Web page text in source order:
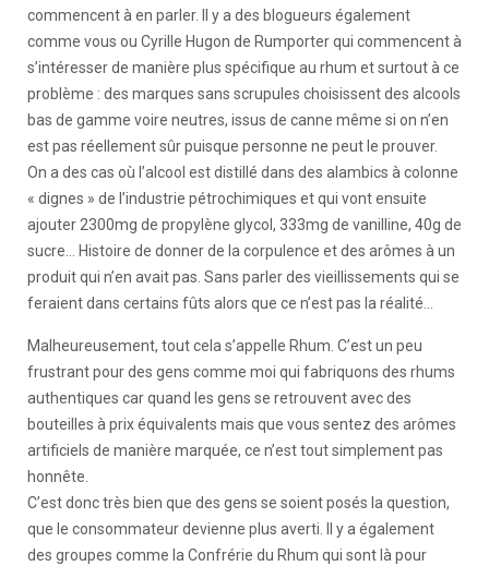
commencent à en parler. Il y a des blogueurs également
comme vous ou Cyrille Hugon de Rumporter qui commencent à
s’intéresser de manière plus spécifique au rhum et surtout à ce
problème : des marques sans scrupules choisissent des alcools
bas de gamme voire neutres, issus de canne même si on n’en
est pas réellement sûr puisque personne ne peut le prouver.
On a des cas où l’alcool est distillé dans des alambics à colonne
« dignes » de l’industrie pétrochimiques et qui vont ensuite
ajouter 2300mg de propylène glycol, 333mg de vanilline, 40g de
sucre… Histoire de donner de la corpulence et des arômes à un
produit qui n’en avait pas. Sans parler des vieillissements qui se
feraient dans certains fûts alors que ce n’est pas la réalité…
Malheureusement, tout cela s’appelle Rhum. C’est un peu
frustrant pour des gens comme moi qui fabriquons des rhums
authentiques car quand les gens se retrouvent avec des
bouteilles à prix équivalents mais que vous sentez des arômes
artificiels de manière marquée, ce n’est tout simplement pas
honnête.
C’est donc très bien que des gens se soient posés la question,
que le consommateur devienne plus averti. Il y a également
des groupes comme la Confrérie du Rhum qui sont là pour